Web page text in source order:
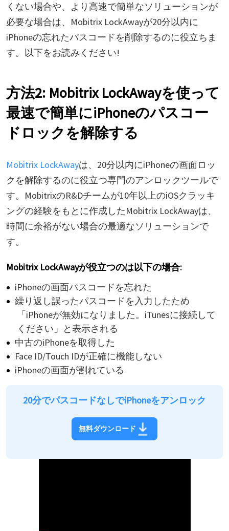
くない場合や、より高速で簡単なソリューションが
必要な場合は、Mobitrix LockAwayが20分以内に
iPhoneの忘れたパスコードを削除するのに役立ちま
す。以下をお読みください!
方法2: Mobitrix LockAwayを使って
最速で簡単にiPhoneのパスコー
ドロックを解除する
Mobitrix LockAwayは、20分以内にiPhoneの画面ロッ
クを解除するのに役立つ専門のアンロックツールで
す。MobitrixのR&Dチームが10年以上のiOSクラッキ
ングの経験をもとに作成したMobitrix LockAwayは、
時間に余裕がない場合の最適なソリューションで
す。
Mobitrix LockAwayが役立つのは以下の場合:
iPhoneの画面パスコードを忘れた
繰り返し誤ったパスコードを入力したため
「iPhoneが無効になりました。iTunesに接続して
ください」と表示される
中古のiPhoneを取得した
Face ID/Touch IDが正確に機能しない
iPhoneの画面が割れている
20分でパスコードなしでiPhoneをアンロック
無料ダウンロード